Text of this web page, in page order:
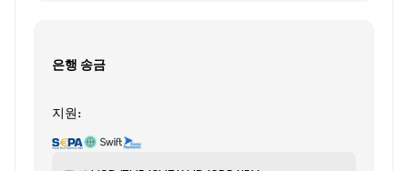
은행 송금
지원: